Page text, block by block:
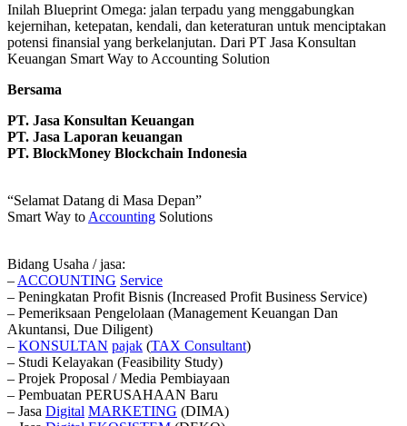
Inilah Blueprint Omega: jalan terpadu yang menggabungkan
kejernihan, ketepatan, kendali, dan keteraturan untuk menciptakan
potensi finansial yang berkelanjutan. Dari PT Jasa Konsultan
Keuangan Smart Way to Accounting Solution
Bersama
PT. Jasa Konsultan Keuangan
PT. Jasa Laporan keuangan
PT. BlockMoney Blockchain Indonesia
“Selamat Datang di Masa Depan”
Smart Way to Accounting Solutions
Bidang Usaha / jasa:
– ACCOUNTING Service
– Peningkatan Profit Bisnis (Increased Profit Business Service)
– Pemeriksaan Pengelolaan (Management Keuangan Dan
Akuntansi, Due Diligent)
– KONSULTAN pajak (TAX Consultant)
– Studi Kelayakan (Feasibility Study)
– Projek Proposal / Media Pembiayaan
– Pembuatan PERUSAHAAN Baru
– Jasa Digital MARKETING (DIMA)